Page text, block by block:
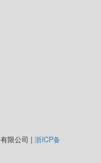
有限公司 |浙ICP备